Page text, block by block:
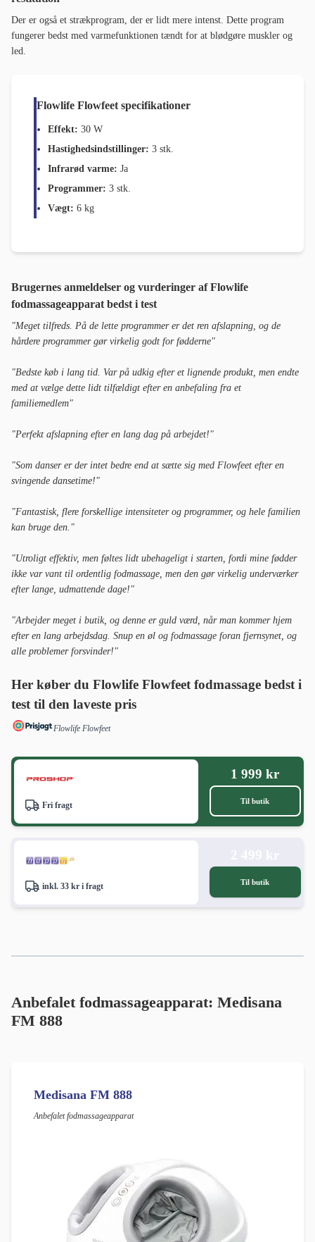
Der er også et strækprogram, der er lidt mere intenst. Dette program
fungerer bedst med varmefunktionen tændt for at blødgøre muskler og
led.
Flowlife Flowfeet specifikationer
Effekt: 30 W
Hastighedsindstillinger: 3 stk.
Infrarød varme: Ja
Programmer: 3 stk.
Vægt: 6 kg
Brugernes anmeldelser og vurderinger af Flowlife
fodmassageapparat bedst i test
"Meget tilfreds. På de lette programmer er det ren afslapning, og de
hårdere programmer gør virkelig godt for fødderne"
"Bedste køb i lang tid. Var på udkig efter et lignende produkt, men endte
med at vælge dette lidt tilfældigt efter en anbefaling fra et
familiemedlem"
"Perfekt afslapning efter en lang dag på arbejdet!"
"Som danser er der intet bedre end at sætte sig med Flowfeet efter en
svingende dansetime!"
"Fantastisk, flere forskellige intensiteter og programmer, og hele familien
kan bruge den."
"Utroligt effektiv, men føltes lidt ubehageligt i starten, fordi mine fødder
ikke var vant til ordentlig fodmassage, men den gør virkelig underværker
efter lange, udmattende dage!"
"Arbejder meget i butik, og denne er guld værd, når man kommer hjem
efter en lang arbejdsdag. Snup en øl og fodmassage foran fjernsynet, og
alle problemer forsvinder!"
Her køber du Flowlife Flowfeet fodmassage bedst i
test til den laveste pris
Flowlife Flowfeet
Fri fragt
1 999 kr
Til butik
inkl. 33 kr i fragt Til butik
Anbefalet fodmassageapparat: Medisana
FM 888
Medisana FM 888
Anbefalet fodmassageapparat